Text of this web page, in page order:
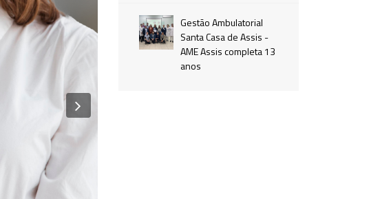
Gestão Ambulatorial
Santa Casa de Assis -
AME Assis completa 13
anos